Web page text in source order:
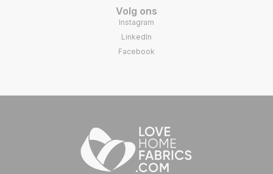
Volg ons
Instagram
LinkedIn
Facebook